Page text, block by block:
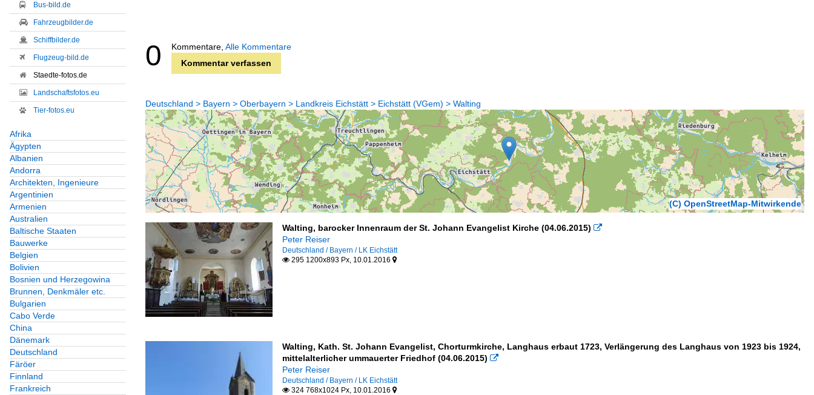
Bus-bild.de
Fahrzeugbilder.de
Schiffbilder.de
Flugzeug-bild.de
Staedte-fotos.de
Landschaftsfotos.eu
Tier-fotos.eu
Afrika
Ägypten
Albanien
Andorra
Architekten, Ingenieure
Argentinien
Armenien
Australien
Baltische Staaten
Bauwerke
Belgien
Bolivien
Bosnien und Herzegowina
Brunnen, Denkmäler etc.
Bulgarien
Cabo Verde
China
Dänemark
Deutschland
Färöer
Finnland
Frankreich
0 Kommentare, Alle Kommentare
Kommentar verfassen
Deutschland > Bayern > Oberbayern > Landkreis Eichstätt > Eichstätt (VGem) > Walting
(C) OpenStreetMap-Mitwirkende
Walting, barocker Innenraum der St. Johann Evangelist Kirche (04.06.2015) 
Peter Reiser
Deutschland / Bayern / LK Eichstätt
295 1200x893 Px, 10.01.2016 
Walting, Kath. St. Johann Evangelist, Chorturmkirche, Langhaus erbaut 1723, Verlängerung des Langhaus von 1923 bis 1924,
mittelalterlicher ummauerter Friedhof (04.06.2015) 
Peter Reiser
Deutschland / Bayern / LK Eichstätt
324 768x1024 Px, 10.01.2016 